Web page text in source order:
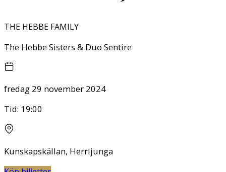
THE HEBBE FAMILY
The Hebbe Sisters & Duo Sentire
fredag 29 november 2024
Tid: 19:00
Kunskapskällan, Herrljunga